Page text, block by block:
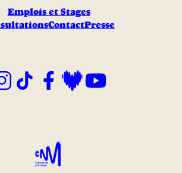
Emplois et Stages
ContactPresse